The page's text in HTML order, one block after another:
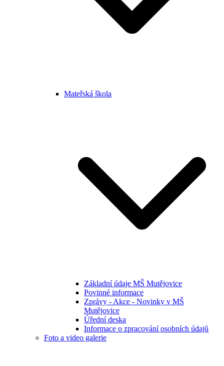
Mateřská škola
Základní údaje MŠ Mutějovice
Povinné informace
Zprávy - Akce - Novinky v MŠ
Mutějovice
Úřední deska
Informace o zpracování osobních údajů
Foto a video galerie